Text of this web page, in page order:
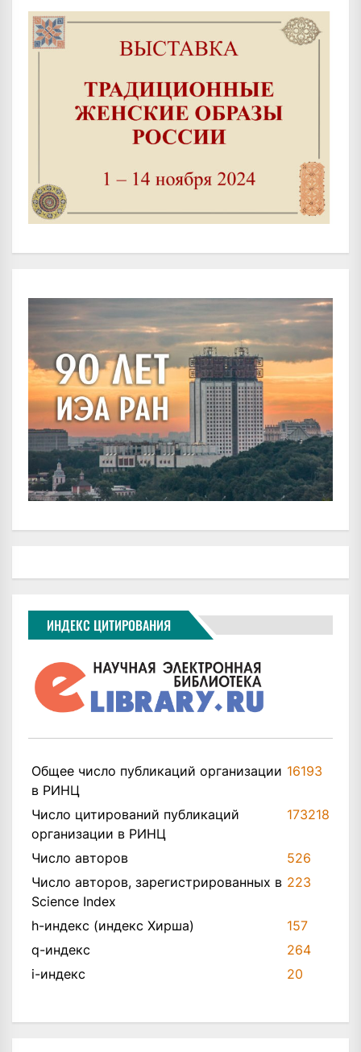
ИНДЕКС ЦИТИРОВАНИЯ
Общее число публикаций организации
в РИНЦ
16193
Число цитирований публикаций
организации в РИНЦ
173218
Число авторов
526
Число авторов, зарегистрированных в
Science Index
223
h-индекс (индекс Хирша)
157
q-индекс
264
i-индекс
20